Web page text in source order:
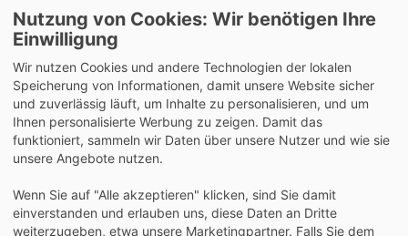
Lieferung auch an Packstationen und Postfilialen
Samstagszustellung
Bequeme Zahlung über Paypal
2 Jahre Gewährleistung
Nutzung von Cookies: Wir benötigen Ihre
Einwilligung
Wir nutzen Cookies und andere Technologien der lokalen
Speicherung von Informationen, damit unsere Website sicher
und zuverlässig läuft, um Inhalte zu personalisieren, und um
Ihnen personalisierte Werbung zu zeigen. Damit das
funktioniert, sammeln wir Daten über unsere Nutzer und wie sie
unsere Angebote nutzen.
Wenn Sie auf "Alle akzeptieren" klicken, sind Sie damit
einverstanden und erlauben uns, diese Daten an Dritte
weiterzugeben, etwa unsere Marketingpartner. Falls Sie dem